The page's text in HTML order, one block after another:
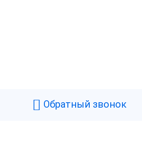
Обратный звонок